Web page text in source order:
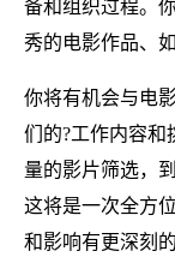
备和组织过程。
秀的电影作品、
你将有机会与电
们的?工作内容和
量的影片筛选，
这将是一次全方
和影响有更深刻的